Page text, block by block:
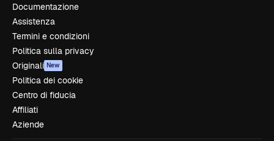
Documentazione
Assistenza
Termini e condizioni
Politica sulla privacy
Originali New
Politica dei cookie
Centro di fiducia
Affiliati
Aziende